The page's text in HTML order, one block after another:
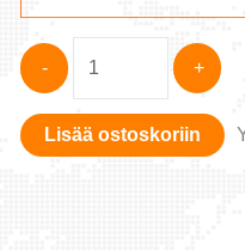
-
NA-
1
+
Lisää ostoskoriin